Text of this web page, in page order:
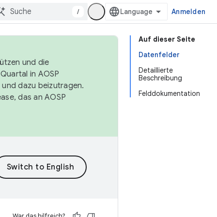
/ Anmelden
Auf dieser Seite
Datenfelder
Detaillierte
Beschreibung
Felddokumentation
und die
in AOSP
und dazu beizutragen.
das an AOSP